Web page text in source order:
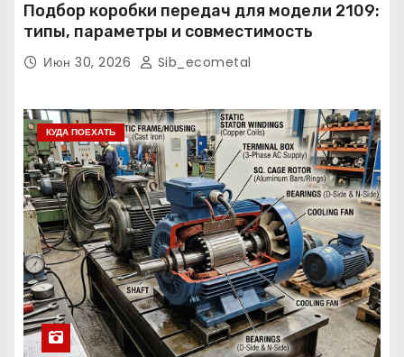
Подбор коробки передач для модели 2109:
типы, параметры и совместимость
Июн 30, 2026 Sib_ecometal
КУДА ПОЕХАТЬ